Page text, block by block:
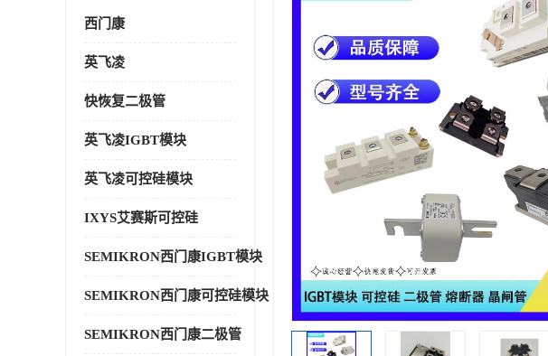
西门康
英飞凌
快恢复二极管
英飞凌IGBT模块
英飞凌可控硅模块
IXYS艾赛斯可控硅
SEMIKRON西门康IGBT模块
SEMIKRON西门康可控硅模块
SEMIKRON西门康二极管